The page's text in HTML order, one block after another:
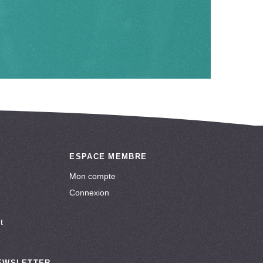
ESPACE MEMBRE
Mon compte
Connexion